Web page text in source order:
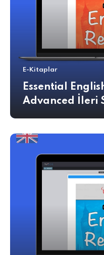
E-Kitaplar
Essential
Advanced İleri